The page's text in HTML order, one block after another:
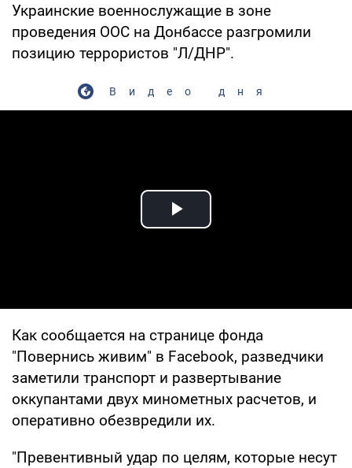
Украинские военнослужащие в зоне
проведения ООС на Донбассе разгромили
позицию террористов "Л/ДНР".
Видео дня
Play Video
Как сообщается на странице фонда
"Повернись живим" в Facebook, разведчики
заметили транспорт и развертывание
оккупантами двух минометных расчетов, и
оперативно обезвредили их.
"Превентивный удар по целям, которые несут